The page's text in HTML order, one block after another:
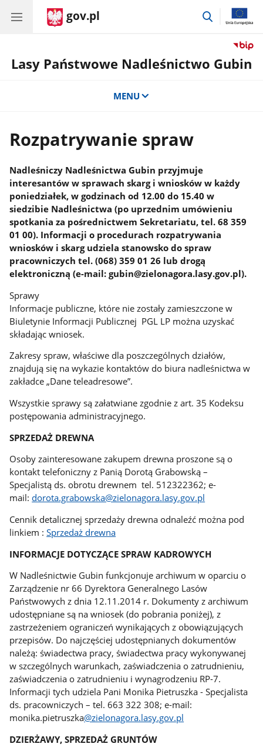
gov.pl
przejdź
Lasy Państwowe Nadleśnictwo Gubin
MENU
Rozpatrywanie spraw
Nadleśniczy Nadleśnictwa Gubin przyjmuje
interesantów w sprawach skarg i wniosków w każdy
poniedziałek, w godzinach od 12.00 do 15.40 w
siedzibie Nadleśnictwa (po uprzednim umówieniu
spotkania za pośrednictwem Sekretariatu, tel. 68 359
01 00). Informacji o procedurach rozpatrywania
wniosków i skarg udziela stanowsko do spraw
pracowniczych tel. (068) 359 01 26 lub drogą
elektroniczną (e-mail: gubin@zielonagora.lasy.gov.pl).
Sprawy
Informacje publiczne, które nie zostały zamieszczone w
Biuletynie Informacji Publicznej PGL LP można uzyskać
składając wniosek.
Zakresy spraw, właściwe dla poszczególnych działów,
znajdują się na wykazie kontaktów do biura nadleśnictwa w
zakładce „Dane teleadresowe”.
Wszystkie sprawy są załatwiane zgodnie z art. 35 Kodeksu
postępowania administracyjnego.
SPRZEDAŻ DREWNA
Osoby zainteresowane zakupem drewna proszone są o
kontakt telefoniczny z Panią Dorotą Grabowską –
Specjalistą ds. obrotu drewnem tel. 512322362; e-
mail:dorota.grabowska@zielonagora.lasy.gov.pl
Cennik detalicznej sprzedaży drewna odnaleźć można pod
linkiem :Sprzedaż drewna
INFORMACJE DOTYCZĄCE SPRAW KADROWYCH
W Nadleśnictwie Gubin funkcjonuje archiwum w oparciu o
Zarządzenie nr 66 Dyrektora Generalnego Lasów
Państwowych z dnia 12.11.2014 r. Dokumenty z archiwum
udostępniane są na wniosek (do pobrania poniżej), z
zastrzeżeniem ograniczeń wynikających z obowiązujących
przepisów. Do najczęściej udostępnianych dokumentów
należą: świadectwa pracy, świadectwa pracy wykonywanej
w szczególnych warunkach, zaświadczenia o zatrudnieniu,
zaświadczenia o zatrudnieniu i wynagrodzeniu RP-7.
Informacji tych udziela Pani Monika Pietruszka - Specjalista
ds. pracowniczych – tel. 663 322 308; e-mail:
monika.pietruszka@zielonagora.lasy.gov.pl
DZIERŻAWY, SPRZEDAŻ GRUNTÓW